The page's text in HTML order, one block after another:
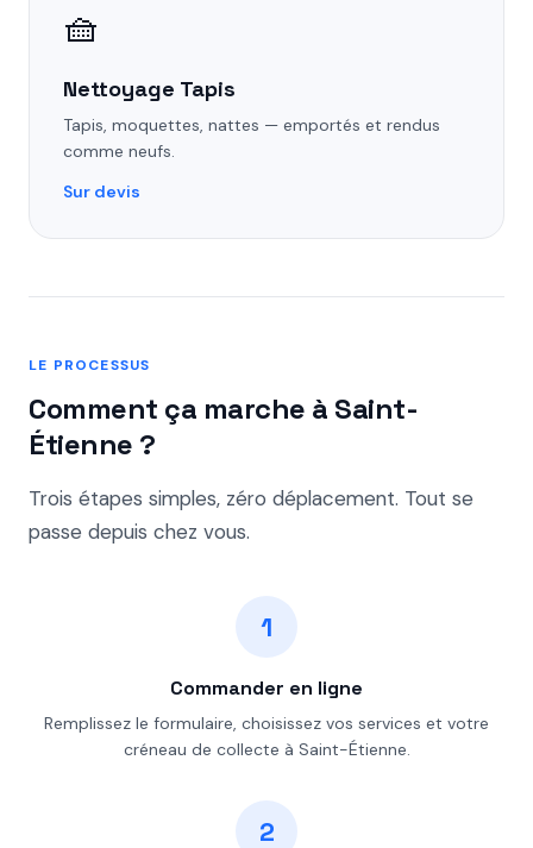
🧺
Nettoyage Tapis
Tapis, moquettes, nattes — emportés et rendus
comme neufs.
Sur devis
LE PROCESSUS
Comment ça marche à Saint-
Étienne ?
Trois étapes simples, zéro déplacement. Tout se
passe depuis chez vous.
1
Commander en ligne
Remplissez le formulaire, choisissez vos services et votre
créneau de collecte à Saint-Étienne.
2